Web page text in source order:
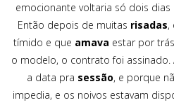
emocionante voltaria só dois dias
Então depois de muitas risadas,
tímido e que amava estar por
o modelo, o contrato foi assinado.
a data pra sessão, e porque
impedia, e os noivos estavam